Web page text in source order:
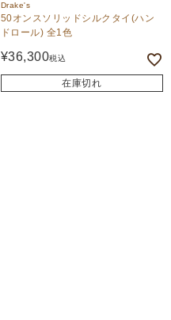
Drake's
50オンスソリッドシルクタイ(ハン
ドロール) 全1色
¥36,300税込
在庫切れ